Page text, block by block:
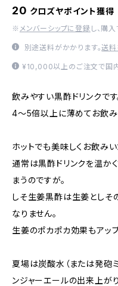
20 クロズヤポイント獲得
※ メンバーシップに登録 し、購
別途送料がかかります。送料
¥10,000以上のご注文で国
飲みやすい黒酢ドリンクです
4〜5倍以上に薄めてお飲み
ホットでも美味しくお飲みい
通常は黒酢ドリンクを温か
まうのですが。
しそ生姜黒酢は生姜としそ
なりません。
生姜のポカポカ効果もアップ
夏場は炭酸水（または発砲
ンジャーエールの出来上がり